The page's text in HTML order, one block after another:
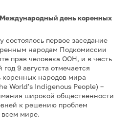
Международный день коренных
состоялось первое заседание
народам Подкомиссии
прав человека ООН, и в честь
9 августа отмечается
народов мира
World's Indigenous People) –
широкой общественности
к решению проблем
всем мире.